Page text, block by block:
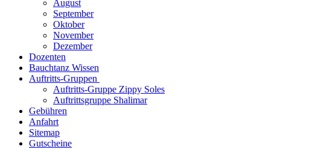
August
September
Oktober
November
Dezember
Dozenten
Bauchtanz Wissen
Auftritts-Gruppen
Auftritts-Gruppe Zippy Soles
Auftrittsgruppe Shalimar
Gebühren
Anfahrt
Sitemap
Gutscheine